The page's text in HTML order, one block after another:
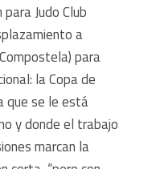
Judo Club
a
para
la Copa de
que se le está
y donde el trabajo
marcan la